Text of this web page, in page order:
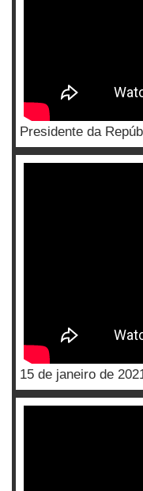
Presidente da
15 de janeiro de